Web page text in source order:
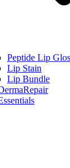
Peptide Lip
Lip Stain
Lip Bundle